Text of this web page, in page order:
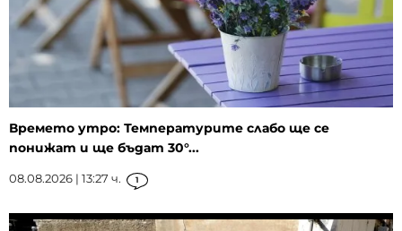
Времето утро: Температурите слабо ще се
понижат и ще бъдат 30°...
08.08.2026 | 13:27 ч. 1